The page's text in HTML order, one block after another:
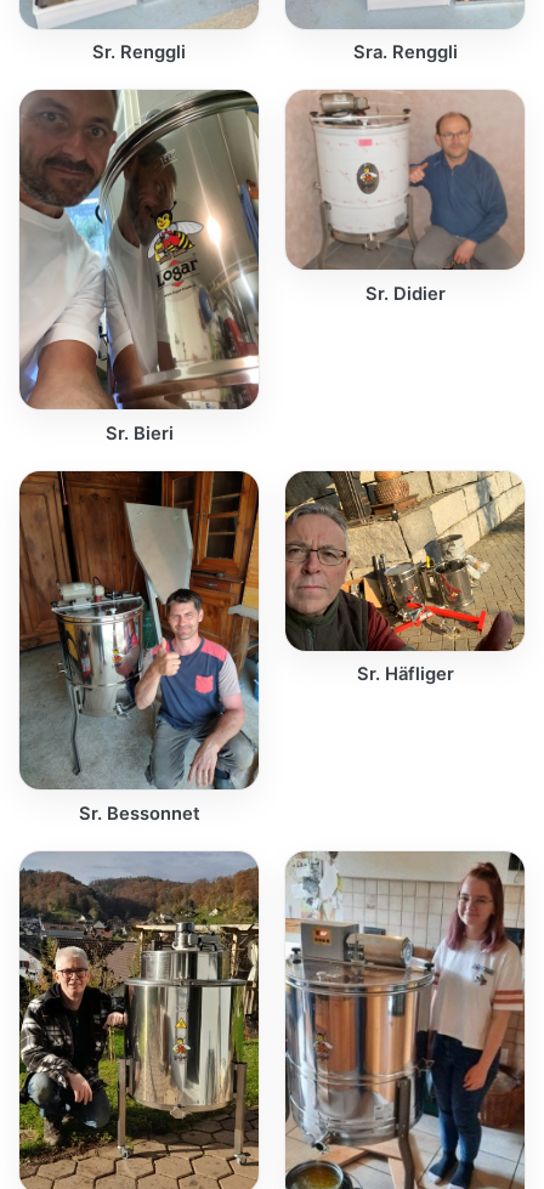
Sr. Renggli Sra. Renggli
Sr. Bieri
Sr. Didier
Sr. Bessonnet
Sr. Häfliger